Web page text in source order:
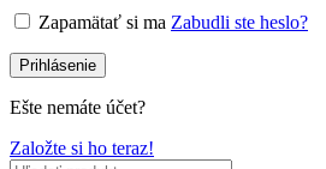
Zapamätať si ma Zabudli ste heslo?
Prihlásenie
Ešte nemáte účet?
Založte si ho teraz!